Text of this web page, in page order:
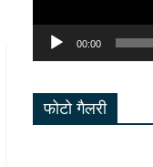
00:00
फोटो गैलरी